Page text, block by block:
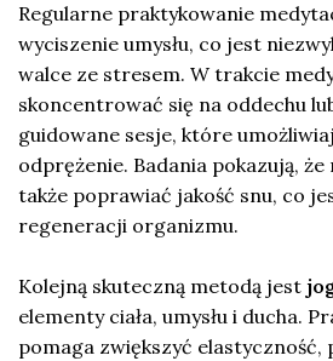
Regularne praktykowanie
wyciszenie umysłu, co jest
walce ze stresem. W trakcie
skoncentrować się na oddechu
guidowane sesje, które
odprężenie. Badania pokazują,
także poprawiać jakość snu, co
regeneracji organizmu.
Kolejną skuteczną metodą jest
elementy ciała, umysłu i ducha.
pomaga zwiększyć